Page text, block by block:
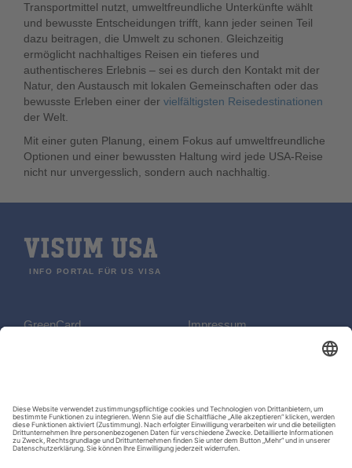
Transportmittel nutzt, umweltfreundliche Unterkünfte wählt
und bewusste Entscheidungen trifft, kann jeder seinen Teil
dazu beitragen, die Umwelt zu schonen. Gleichzeitig
ermöglicht nachhaltiges Reisen ein tieferes und
authentischeres Erlebnis – sei es durch den Kontakt mit der
Natur, den Austausch mit lokalen Gemeinschaften oder das
bewusste Erleben einer der vielfältigsten Reisedestinationen
der Welt.
Mit einer guten Planung, einem Fokus auf umweltfreundliche
Optionen und einer bewussten Haltung wird jede USA-Reise
nicht nur unvergesslich, sondern auch nachhaltig.
VISUM USA
INFO PORTAL FÜR US VISA
GreenCard
Impressum
US-Visa Checkliste